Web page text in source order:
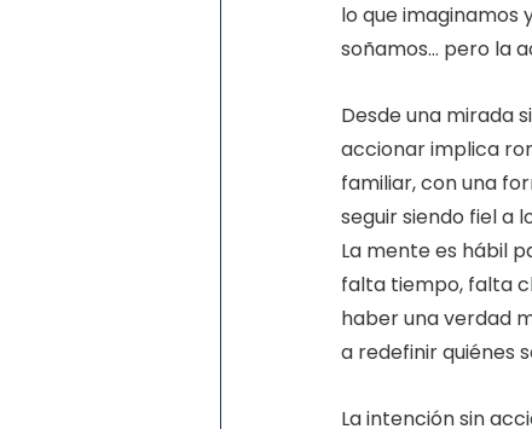
lo que imaginamos
soñamos… pero la
Desde una mirada
accionar implica
familiar, con una
seguir siendo fiel a
La mente es hábil
falta tiempo, falta
haber una verdad
a redefinir quiénes
La intención sin